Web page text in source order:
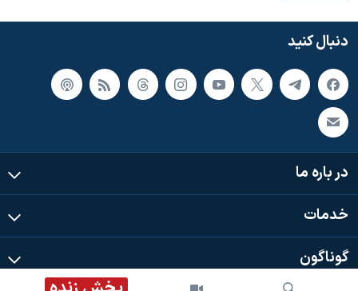
صفحه‌های ویژه
سفر پرزیدنت ترامپ به چین
دنبال کنید
در باره ما
خدمات
گوناگون